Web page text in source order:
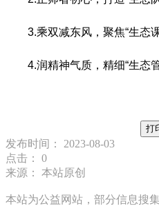
3.乘双减东风，聚焦“生态
4.润精神气质，精细“生态
打
发布时间： 2023-08-03
点击： 0
来源： 本站原创
本站为公益网站，部分信息搜